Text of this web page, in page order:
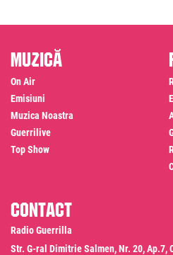
Muzică
On Air
Emisiuni
Muzica Noastra
Guerrilive
Top Show
Contact
Radio Guerrilla
Str. G-ral Dimitrie Salmen, Nr. 20, Ap.7,